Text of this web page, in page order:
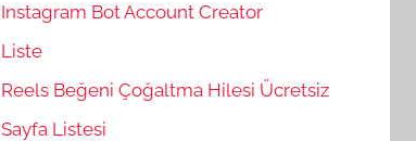
Instagram Bot Account Creator
Liste
Reels Beğeni Çoğaltma Hilesi Ücretsiz
Sayfa Listesi